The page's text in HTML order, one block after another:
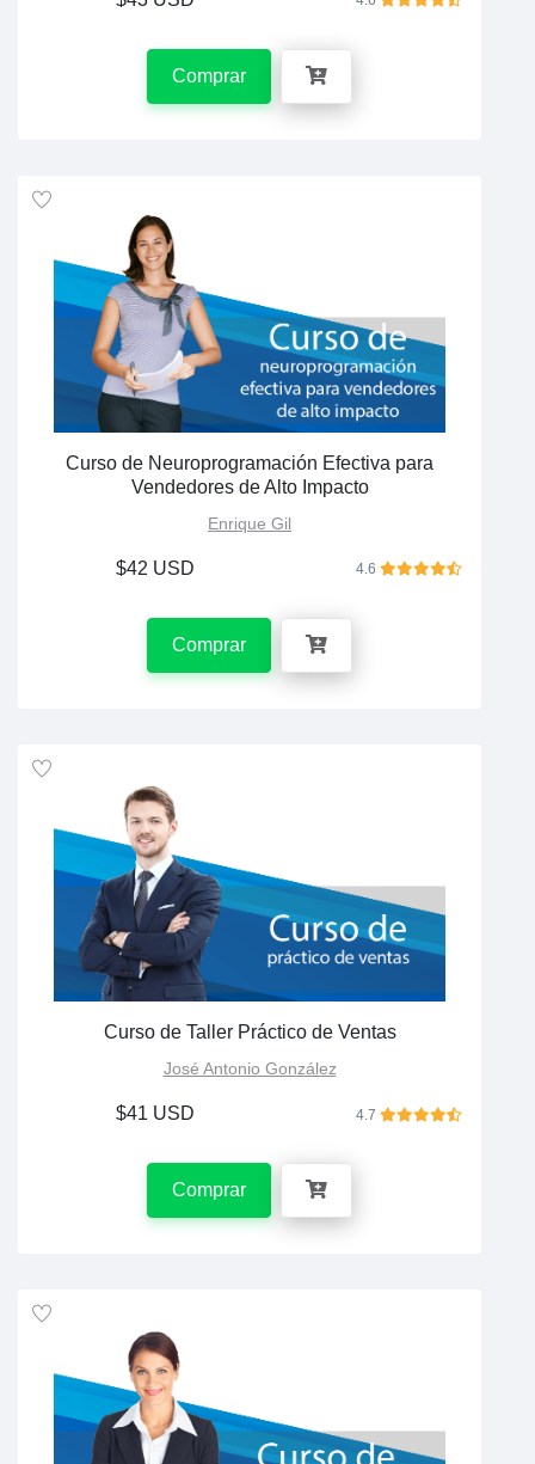
Comprar
Curso de Neuroprogramación Efectiva para
Vendedores de Alto Impacto
Enrique Gil
$42 USD 4.6
Comprar
Curso de Taller Práctico de Ventas
José Antonio González
$41 USD 4.7
Comprar